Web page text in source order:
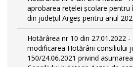
aprobarea rețelei școlare pentru
din județul Argeș pentru anul
Hotărârea nr 10 din 27.01.2022
modificarea Hotărârii consiliului
150/24.06.2021 privind